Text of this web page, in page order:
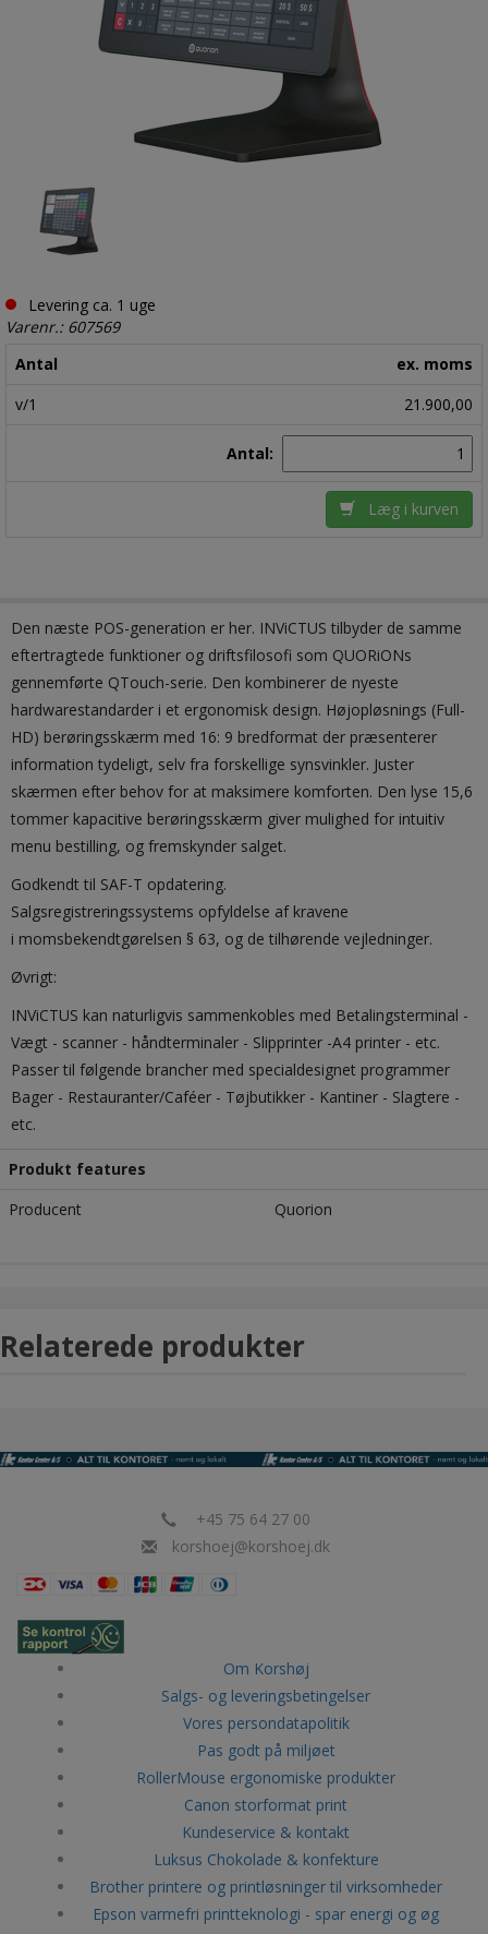
Levering ca. 1 uge
Varenr.: 607569
Antal
ex. moms
v/1
21.900,00
Antal:
Læg i kurven
Den næste POS-generation er her. INViCTUS tilbyder de samme
eftertragtede funktioner og driftsfilosofi som QUORiONs
gennemførte QTouch-serie. Den kombinerer de nyeste
hardwarestandarder i et ergonomisk design. Højopløsnings (Full-
HD) berøringsskærm med 16: 9 bredformat der præsenterer
information tydeligt, selv fra forskellige synsvinkler. Juster
skærmen efter behov for at maksimere komforten. Den lyse 15,6
tommer kapacitive berøringsskærm giver mulighed for intuitiv
menu bestilling, og fremskynder salget.
Godkendt til SAF-T opdatering.
Salgsregistreringssystems opfyldelse af kravene
i momsbekendtgørelsen § 63, og de tilhørende vejledninger.
Øvrigt:
INViCTUS kan naturligvis sammenkobles med Betalingsterminal -
Vægt - scanner - håndterminaler - Slipprinter -A4 printer - etc.
Passer til følgende brancher med specialdesignet programmer
Bager - Restauranter/Caféer - Tøjbutikker - Kantiner - Slagtere -
etc.
Produkt features
Producent
Quorion
Relaterede produkter
+45 75 64 27 00
korshoej@korshoej.dk
Om Korshøj
Salgs- og leveringsbetingelser
Vores persondatapolitik
Pas godt på miljøet
RollerMouse ergonomiske produkter
Canon storformat print
Kundeservice & kontakt
Luksus Chokolade & konfekture
Brother printere og printløsninger til virksomheder
Epson varmefri printteknologi - spar energi og øg